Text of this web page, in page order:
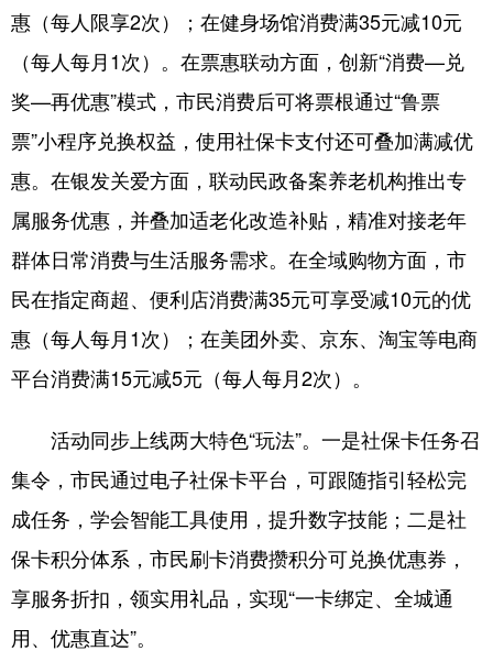
惠（每人限享2次）；在健身场馆消费满35元减10元
（每人每月1次）。在票惠联动方面，创新“消费—兑
奖—再优惠”模式，市民消费后可将票根通过“鲁票
票”小程序兑换权益，使用社保卡支付还可叠加满减优
惠。在银发关爱方面，联动民政备案养老机构推出专
属服务优惠，并叠加适老化改造补贴，精准对接老年
群体日常消费与生活服务需求。在全域购物方面，市
民在指定商超、便利店消费满35元可享受减10元的优
惠（每人每月1次）；在美团外卖、京东、淘宝等电商
平台消费满15元减5元（每人每月2次）。
活动同步上线两大特色“玩法”。一是社保卡任务召
集令，市民通过电子社保卡平台，可跟随指引轻松完
成任务，学会智能工具使用，提升数字技能；二是社
保卡积分体系，市民刷卡消费攒积分可兑换优惠券，
享服务折扣，领实用礼品，实现“一卡绑定、全城通
用、优惠直达”。